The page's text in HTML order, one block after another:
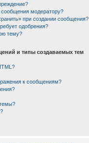
модератору?
при создании сообщения?
одобрения?
тему?
и типы создаваемых тем
к сообщениям?